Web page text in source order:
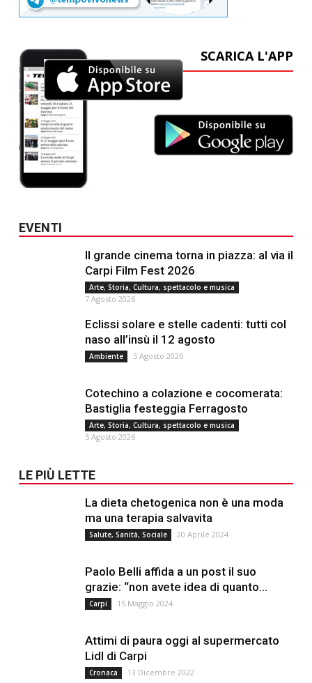
SCARICA L'APP
EVENTI
Il grande cinema torna in piazza: al via il
Carpi Film Fest 2026
Arte, Storia, Cultura, spettacolo e musica
7 Agosto 2026
Eclissi solare e stelle cadenti: tutti col
naso all’insù il 12 agosto
Ambiente 5 Agosto 2026
Cotechino a colazione e cocomerata:
Bastiglia festeggia Ferragosto
Arte, Storia, Cultura, spettacolo e musica
5 Agosto 2026
LE PIÙ LETTE
La dieta chetogenica non è una moda
ma una terapia salvavita
Salute, Sanità, Sociale 20 Aprile 2024
Paolo Belli affida a un post il suo
grazie: “non avete idea di quanto...
Carpi 15 Maggio 2024
Attimi di paura oggi al supermercato
Lidl di Carpi
Cronaca 13 Dicembre 2022